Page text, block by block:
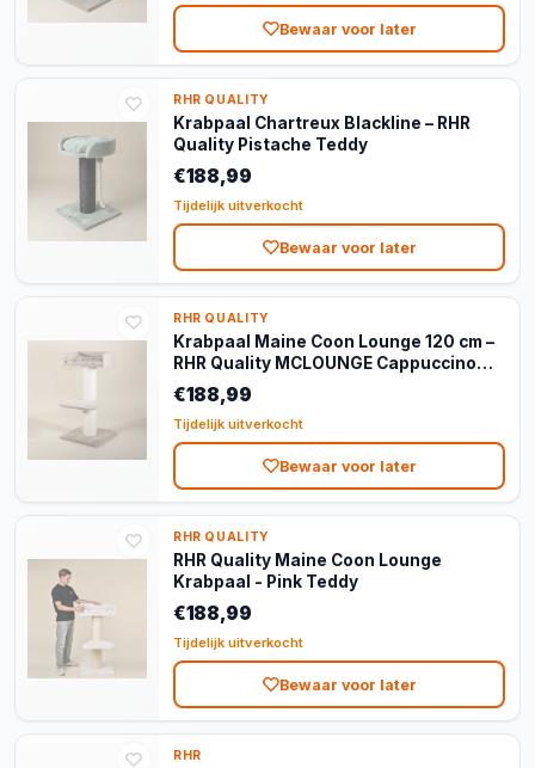
Bewaar voor later
RHR QUALITY
Krabpaal Chartreux Blackline – RHR
Quality Pistache Teddy
€188,99
Tijdelijk uitverkocht
Bewaar voor later
RHR QUALITY
Krabpaal Maine Coon Lounge 120 cm –
RHR Quality MCLOUNGE Cappuccino
Teddy
€188,99
Tijdelijk uitverkocht
Bewaar voor later
RHR QUALITY
RHR Quality Maine Coon Lounge
Krabpaal - Pink Teddy
€188,99
Tijdelijk uitverkocht
Bewaar voor later
RHR